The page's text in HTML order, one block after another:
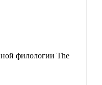
филологии The